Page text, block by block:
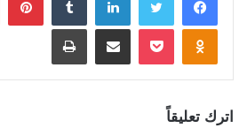
Odnoklassniki
بوكيتمشاركة عبر البريد طباعة
اترك تعليقاً